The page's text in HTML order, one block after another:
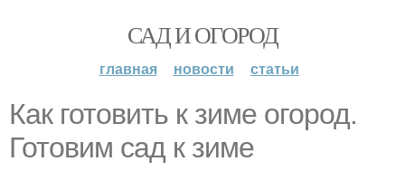
САД И ОГОРОД
главная новости статьи
Как готовить к зиме огород.
Готовим сад к зиме